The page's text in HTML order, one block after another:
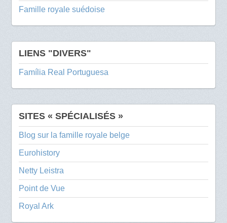
Famille royale suédoise
LIENS "DIVERS"
Família Real Portuguesa
SITES « SPÉCIALISÉS »
Blog sur la famille royale belge
Eurohistory
Netty Leistra
Point de Vue
Royal Ark